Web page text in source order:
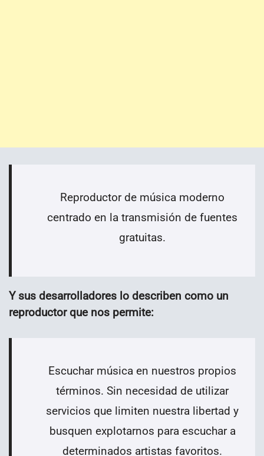
Reproductor de música moderno
centrado en la transmisión de fuentes
gratuitas.
Y sus desarrolladores lo describen como un
reproductor que nos permite:
Escuchar música en nuestros propios
términos. Sin necesidad de utilizar
servicios que limiten nuestra libertad y
busquen explotarnos para escuchar a
determinados artistas favoritos.